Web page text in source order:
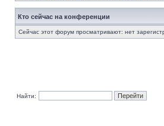
Кто сейчас на конференции
Сейчас этот форум просматривают: нет
Найти: